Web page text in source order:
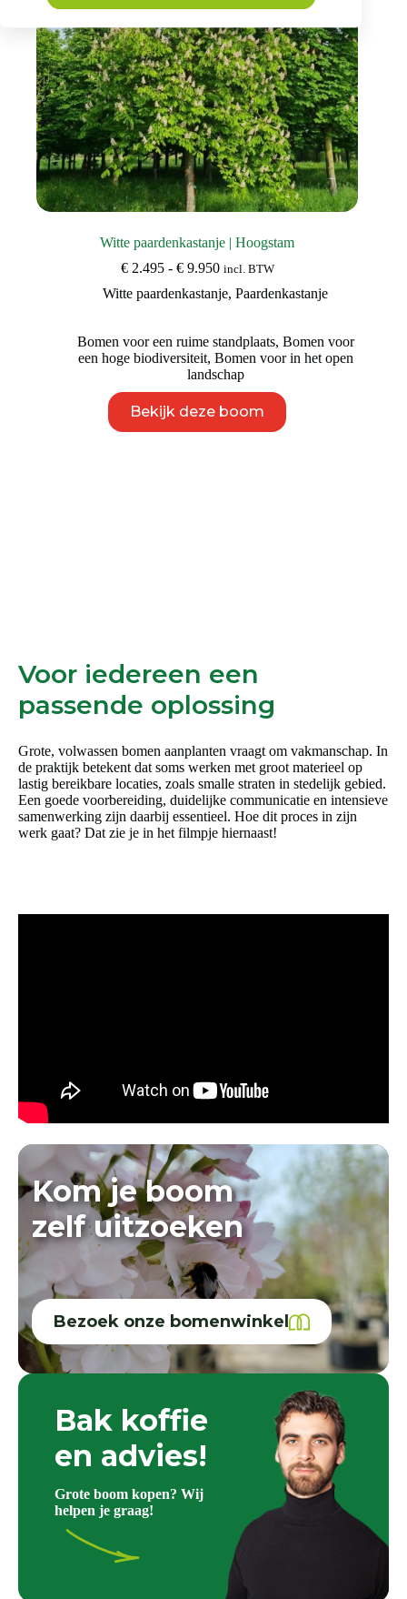
Witte paardenkastanje | Hoogstam
€2.495 - €9.950Prijsklasse:
tot
incl. BTW
Witte paardenkastanje,Paardenkastanje
Bomen voor een ruime standplaats, Bomen voor
een hoge biodiversiteit, Bomen voor in het open
landschap
Bekijk deze boom
product
heeft
Voor iedereen een
passende oplossing
Grote, volwassen bomen aanplanten vraagt om vakmanschap. In
de praktijk betekent dat soms werken met groot materieel op
lastig bereikbare locaties, zoals smalle straten in stedelijk gebied.
Een goede voorbereiding, duidelijke communicatie en intensieve
samenwerking zijn daarbij essentieel. Hoe dit proces in zijn
werk gaat? Dat zie je in het filmpje hiernaast!
Kom je boom
zelf uitzoeken
Bezoek onze bomenwinkel
Bak koffie
en advies!
Grote boom kopen? Wij
helpen je graag!